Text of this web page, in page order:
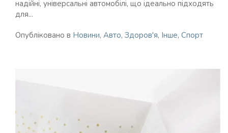
надійні, універсальні автомобілі, що ідеально підходять
для...
Опубліковано в Новини, Авто, Здоров'я, Інше, Спорт